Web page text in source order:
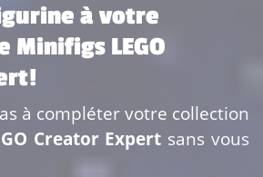
à votre
Minifigs LEGO
à compléter votre collection
Creator Expert sans vous